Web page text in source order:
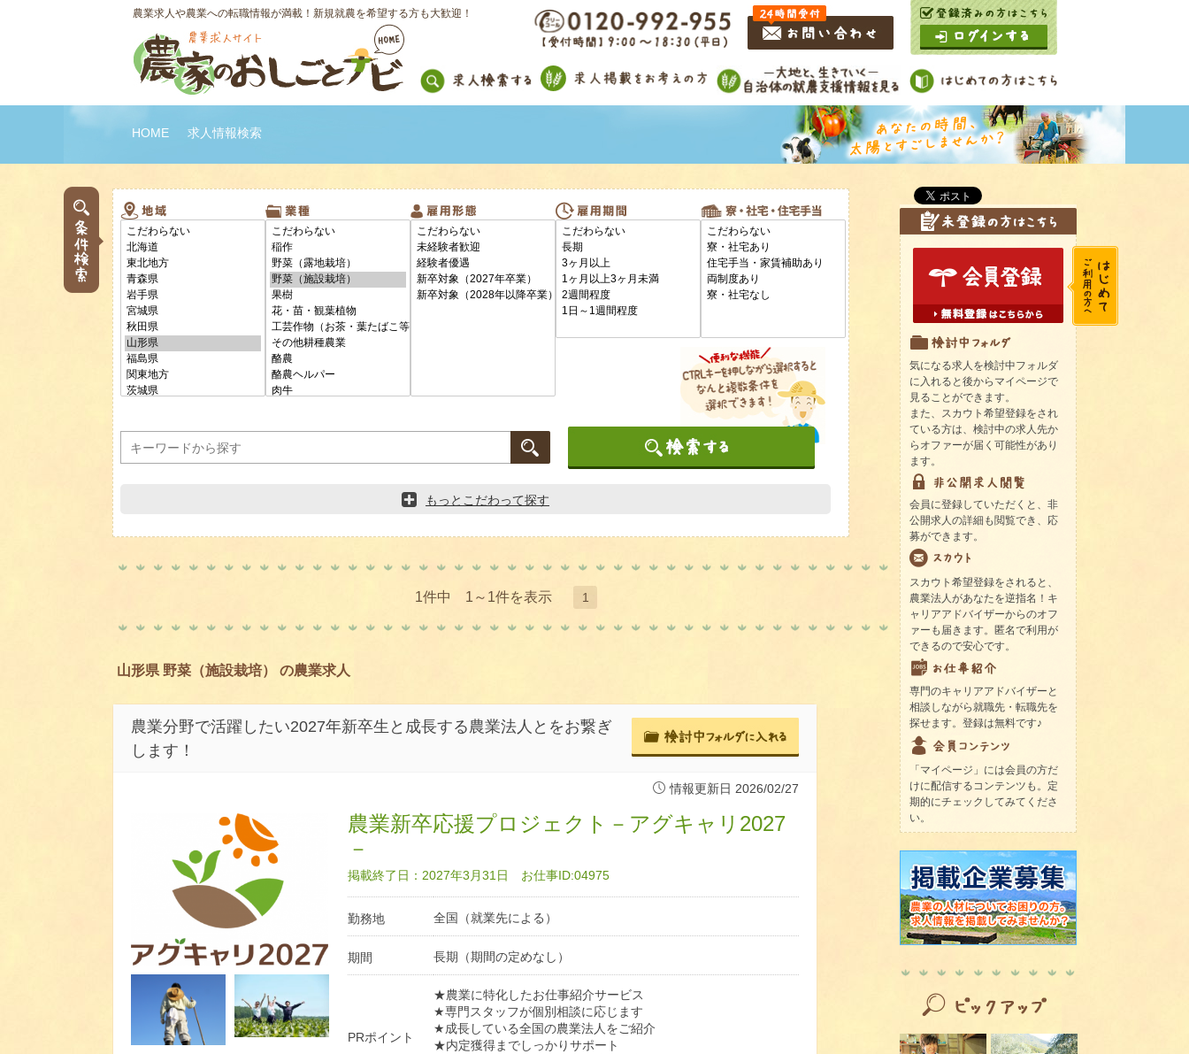
農業求人や農業への転職情報が満載！新規就農を希望する方も大歓迎！
HOME 求人情報検索
もっとこだわって探す
1件中 1～1件を表示 1
山形県 野菜（施設栽培） の農業求人
農業分野で活躍したい2027年新卒生と成長する農業法人とをお繋ぎ
します！
情報更新日 2026/02/27
農業新卒応援プロジェクト－アグキャリ2027
－
掲載終了日：2027年3月31日 お仕事ID:04975
勤務地 全国（就業先による）
期間 長期（期間の定めなし）
PRポイント
★農業に特化したお仕事紹介サービス
★専門スタッフが個別相談に応じます
★成長している全国の農業法人をご紹介
★内定獲得までしっかりサポート
気になる求人を検討中フォルダ
に入れると後からマイページで
見ることができます。
また、スカウト希望登録をされ
ている方は、検討中の求人先か
らオファーが届く可能性があり
ます。
会員に登録していただくと、非
公開求人の詳細も閲覧でき、応
募ができます。
スカウト希望登録をされると、
農業法人があなたを逆指名！キ
ャリアアドバイザーからのオフ
ァーも届きます。匿名で利用が
できるので安心です。
専門のキャリアアドバイザーと
相談しながら就職先・転職先を
探せます。登録は無料です♪
「マイページ」には会員の方だ
けに配信するコンテンツも。定
期的にチェックしてみてくださ
い。